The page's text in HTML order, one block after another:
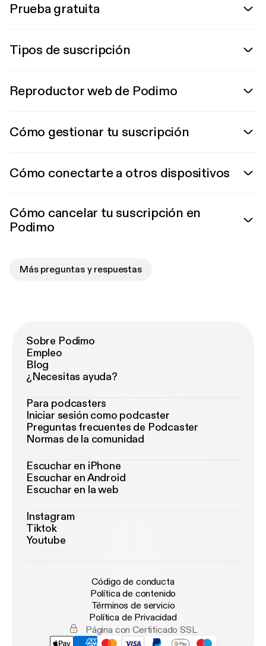
Prueba gratuita
Tipos de suscripción
Reproductor web de Podimo
Cómo gestionar tu suscripción
Cómo conectarte a otros dispositivos
Cómo cancelar tu suscripción en
Podimo
Más preguntas y respuestas
Sobre Podimo
Empleo
Blog
¿Necesitas ayuda?
Para podcasters
Iniciar sesión como podcaster
Preguntas frecuentes de Podcaster
Normas de la comunidad
Escuchar en iPhone
Escuchar en Android
Escuchar en la web
Instagram
Tiktok
Youtube
Código de conducta
Política de contenido
Términos de servicio
Política de Privacidad
Página con Certificado SSL